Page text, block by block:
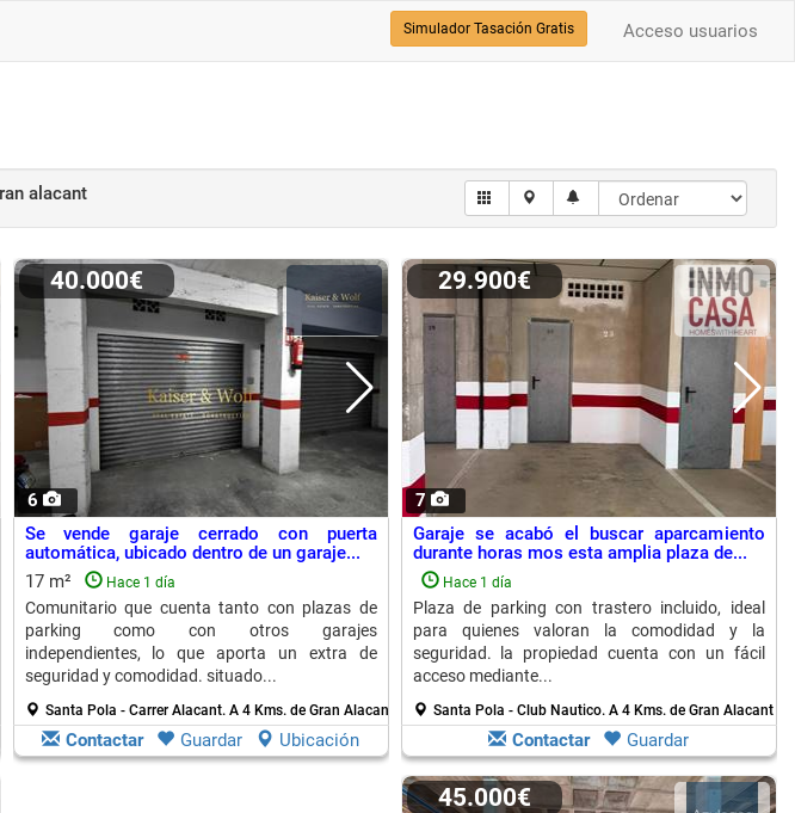
Acceso usuarios
Simulador Tasación Gratis
alacant
6
40.000€
Se vende garaje cerrado con puerta
automática, ubicado dentro de un garaje...
17 m²
Hace 1 día
Comunitario que cuenta tanto con plazas de
parking como con otros garajes
independientes, lo que aporta un extra de
seguridad y comodidad. situado...
Santa Pola - Carrer Alacant. A 4 Kms. de Gran Alacant
Contactar Guardar Ubicación
7
29.900€
Garaje se acabó el buscar aparcamiento
durante horas mos esta amplia plaza de...
Hace 1 día
Plaza de parking con trastero incluido, ideal
para quienes valoran la comodidad y la
seguridad. la propiedad cuenta con un fácil
acceso mediante...
Santa Pola - Club Nautico. A 4 Kms. de Gran Alacant
Contactar Guardar
45.000€